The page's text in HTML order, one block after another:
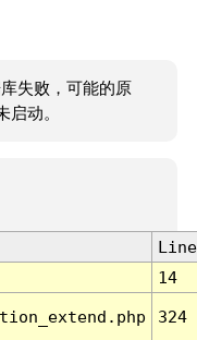
失败，可能的原
启动。
Line
14
324